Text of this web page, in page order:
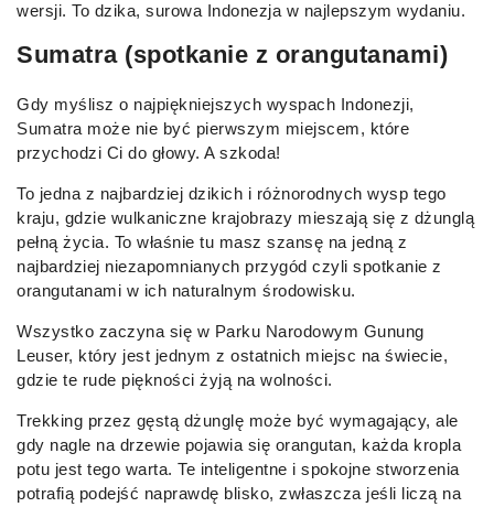
wersji. To dzika, surowa Indonezja w najlepszym wydaniu.
Sumatra (spotkanie z orangutanami)
Gdy myślisz o najpiękniejszych wyspach Indonezji,
Sumatra może nie być pierwszym miejscem, które
przychodzi Ci do głowy. A szkoda!
To jedna z najbardziej dzikich i różnorodnych wysp tego
kraju, gdzie wulkaniczne krajobrazy mieszają się z dżunglą
pełną życia. To właśnie tu masz szansę na jedną z
najbardziej niezapomnianych przygód czyli spotkanie z
orangutanami w ich naturalnym środowisku.
Wszystko zaczyna się w Parku Narodowym Gunung
Leuser, który jest jednym z ostatnich miejsc na świecie,
gdzie te rude piękności żyją na wolności.
Trekking przez gęstą dżunglę może być wymagający, ale
gdy nagle na drzewie pojawia się orangutan, każda kropla
potu jest tego warta. Te inteligentne i spokojne stworzenia
potrafią podejść naprawdę blisko, zwłaszcza jeśli liczą na